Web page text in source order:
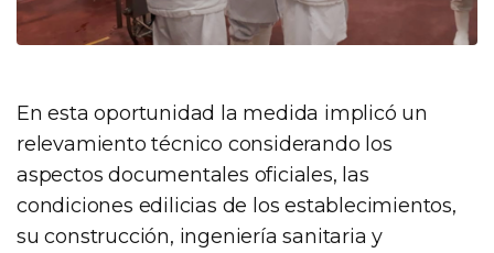
En esta oportunidad la medida implicó un
relevamiento técnico considerando los
aspectos documentales oficiales, las
condiciones edilicias de los establecimientos,
su construcción, ingeniería sanitaria y